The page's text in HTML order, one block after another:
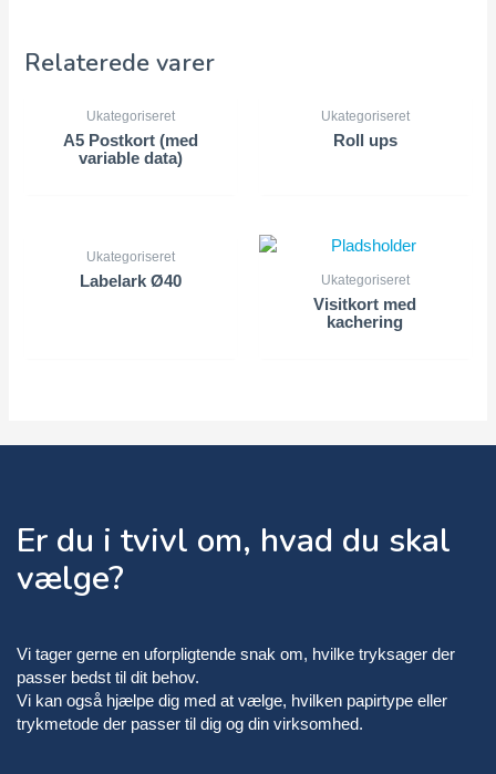
Relaterede varer
Ukategoriseret
A5 Postkort (med
variable data)
Ukategoriseret
Roll ups
Ukategoriseret
Labelark Ø40 Ukategoriseret
Visitkort med
kachering
Er du i tvivl om, hvad du skal
vælge?
Vi tager gerne en uforpligtende snak om, hvilke tryksager der
passer bedst til dit behov.
Vi kan også hjælpe dig med at vælge, hvilken papirtype eller
trykmetode der passer til dig og din virksomhed.